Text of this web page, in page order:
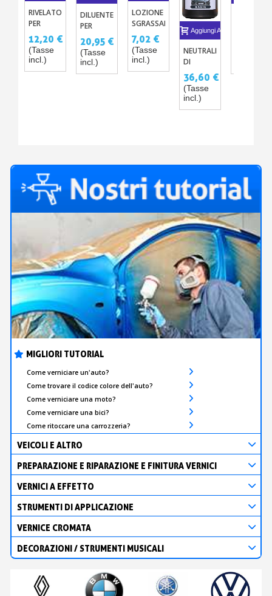
MIGLIORI TUTORIAL
Come verniciare un'auto?
Come trovare il codice colore dell'auto?
Come verniciare una moto?
Come verniciare una bici?
Come ritoccare una carrozzeria?
VEICOLI E ALTRO
PREPARAZIONE E RIPARAZIONE E FINITURA VERNICI
VERNICI A EFFETTO
STRUMENTI DI APPLICAZIONE
VERNICE CROMATA
DECORAZIONI / STRUMENTI MUSICALI
RIVELATORE
PER
VERNICIATURA
CARROZZERIA
12,20 €
(Tasse
incl.)
DILUENTE
PER
TRASPARENTE
AUTOMOBILE
20,95 €
(Tasse
incl.)
LOZIONE
SGRASSANTE
PER
CARROZZERIA
7,02 €
(Tasse
incl.)
Aggiungi Al Carrello
NEUTRALIZZATORE
DI
RUGGINE
36,60 €
(Tasse
incl.)